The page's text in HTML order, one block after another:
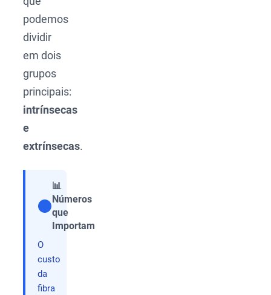
podemos
dividir
em dois
grupos
principais:
intrínsecas
e
extrínsecas.
📊
Números
que
Importam
O
custo
da
fibra